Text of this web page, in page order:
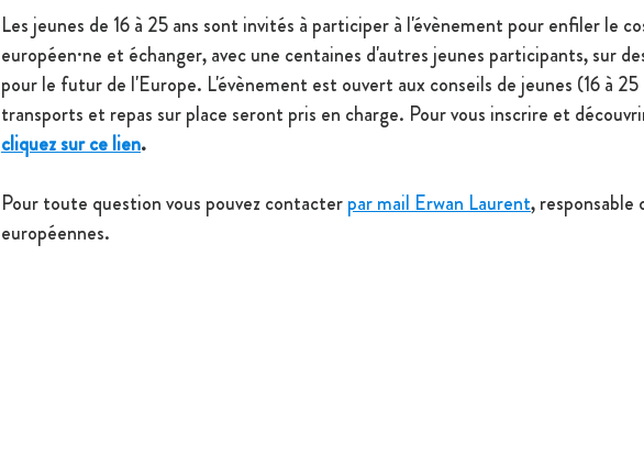
Les jeunes de 16 à 25 ans sont invités à participer à l'évènement pour enfiler le
européen·ne et échanger, avec une centaines d'autres jeunes participants, sur
pour le futur de l'Europe. L'évènement est ouvert aux conseils de jeunes (16 à
transports et repas sur place seront pris en charge. Pour vous inscrire et
cliquez sur ce lien.
Pour toute question vous pouvez contacter par mail Erwan Laurent, responsable
européennes.